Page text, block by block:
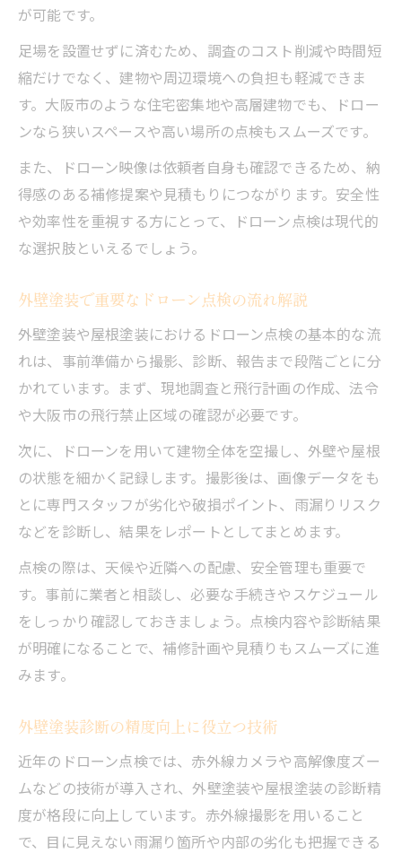
が可能です。
足場を設置せずに済むため、調査のコスト削減や時間短
縮だけでなく、建物や周辺環境への負担も軽減できま
す。大阪市のような住宅密集地や高層建物でも、ドロー
ンなら狭いスペースや高い場所の点検もスムーズです。
また、ドローン映像は依頼者自身も確認できるため、納
得感のある補修提案や見積もりにつながります。安全性
や効率性を重視する方にとって、ドローン点検は現代的
な選択肢といえるでしょう。
外壁塗装で重要なドローン点検の流れ解説
外壁塗装や屋根塗装におけるドローン点検の基本的な流
れは、事前準備から撮影、診断、報告まで段階ごとに分
かれています。まず、現地調査と飛行計画の作成、法令
や大阪市の飛行禁止区域の確認が必要です。
次に、ドローンを用いて建物全体を空撮し、外壁や屋根
の状態を細かく記録します。撮影後は、画像データをも
とに専門スタッフが劣化や破損ポイント、雨漏りリスク
などを診断し、結果をレポートとしてまとめます。
点検の際は、天候や近隣への配慮、安全管理も重要で
す。事前に業者と相談し、必要な手続きやスケジュール
をしっかり確認しておきましょう。点検内容や診断結果
が明確になることで、補修計画や見積りもスムーズに進
みます。
外壁塗装診断の精度向上に役立つ技術
近年のドローン点検では、赤外線カメラや高解像度ズー
ムなどの技術が導入され、外壁塗装や屋根塗装の診断精
度が格段に向上しています。赤外線撮影を用いること
で、目に見えない雨漏り箇所や内部の劣化も把握できる